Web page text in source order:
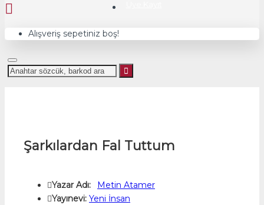
Alışveriş sepetiniz boş!
Şarkılardan Fal Tuttum
Yazar Adı:
Metin Atamer
Yayınevi: Yeni İnsan